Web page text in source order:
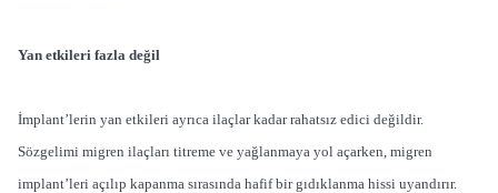
Yan etkileri fazla değil
İmplant’lerin yan etkileri ayrıca ilaçlar kadar rahatsız edici değildir.
Sözgelimi migren ilaçları titreme ve yağlanmaya yol açarken, migren
implant’leri açılıp kapanma sırasında hafif bir gıdıklanma hissi uyandırır.